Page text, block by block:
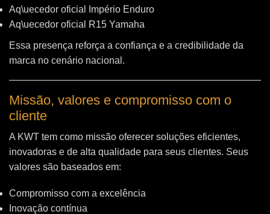
Aq\uecedor oficial Império Enduro
Aq\uecedor oficial R15 Yamaha
Essa presença reforça a confiança e a credibilidade da
marca no cenário nacional.
Missão, valores e compromisso com o
cliente
A KWT tem como missão oferecer soluções eficientes,
inovadoras e de alta qualidade para seus clientes. Seus
valores são baseados em:
Compromisso com a excelência
Inovação contínua